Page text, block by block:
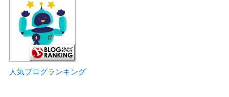
人気ブログランキング